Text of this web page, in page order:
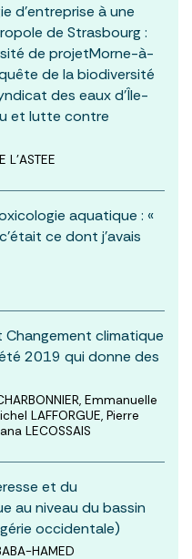
d’entreprise à une
de Strasbourg :
de projetMorne-à-
de la biodiversité
des eaux d’Île-
et lutte contre
L'ASTEE
aquatique : «
ce dont j’avais
Changement climatique
2019 qui donne des
Emmanuelle
LAFFORGUE, Pierre
LECOSSAIS
et du
au niveau du bassin
occidentale)
HAMED